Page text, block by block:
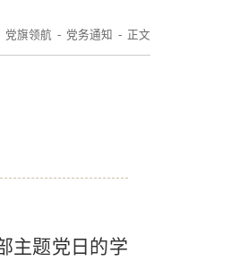
党旗领航 - 党务通知 - 正文
主题党日的学